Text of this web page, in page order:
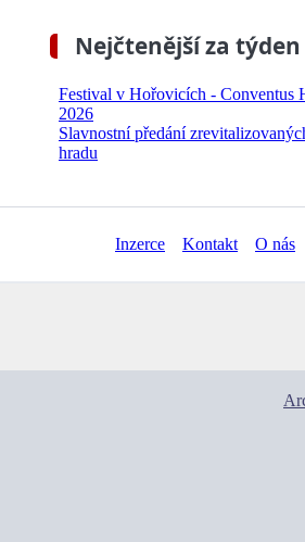
Nejčtenější za týden
Festival v Hořovicích - Conventus
2026
Slavnostní předání
hradu
Inzerce Kontakt O nás